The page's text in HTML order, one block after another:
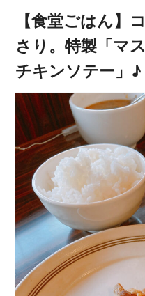
【食堂ごはん】
さり。特製「マ
チキンソテー」♪